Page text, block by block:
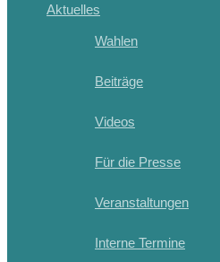
Aktuelles
Wahlen
Beiträge
Videos
Für die Presse
Veranstaltungen
Interne Termine